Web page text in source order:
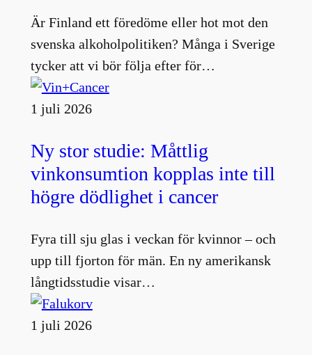
Är Finland ett föredöme eller hot mot den
svenska alkoholpolitiken? Många i Sverige
tycker att vi bör följa efter för…
1 juli 2026
Ny stor studie: Måttlig
vinkonsumtion kopplas inte till
högre dödlighet i cancer
Fyra till sju glas i veckan för kvinnor – och
upp till fjorton för män. En ny amerikansk
långtidsstudie visar…
1 juli 2026